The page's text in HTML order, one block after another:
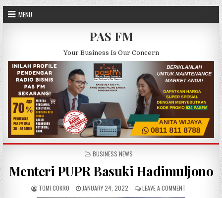
Skip to content
MENU
PAS FM
Your Business Is Our Concern
POSTED IN
BUSINESS NEWS
Menteri PUPR Basuki Hadimuljono
AUTHOR:
TOMI COKRO PUBLISHED DATE:
JANUARY 24, 2022 LEAVE A COMMENT ON MENTERI